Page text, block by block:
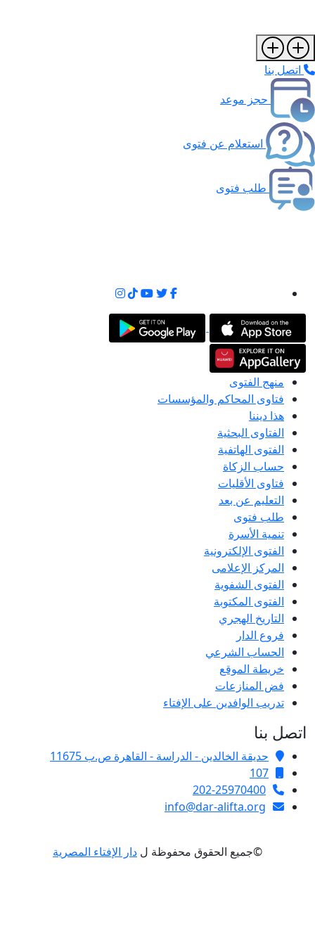
اتصل بنا
حجز موعد
استعلام عن فتوى
طلب فتوى
منهج الفتوى
فتاوى المحاكم والمؤسسات
هذا ديننا
الفتاوى البحثية
الفتوى الهاتفية
حساب الزكاة
فتاوى الأقليات
التعليم عن بعد
طلب فتوى
تنمية الأسرة
الفتوى الإلكترونية
المركز الإعلامى
الفتوى الشفوية
الفتوى المكتوبة
التاريخ الهجري
فروع الدار
الحساب الشرعي
خريطة الموقع
فض المنازعات
تدريب الوافدين على الإفتاء
اتصل بنا
حديقة الخالدين - الدراسة - القاهرة ص.ب 11675
107
202-25970400
info@dar-alifta.org
©جميع الحقوق محفوظة ل دار الإفتاء المصرية